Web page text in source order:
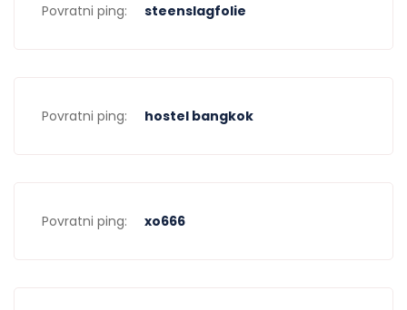
Povratni ping: steenslagfolie
Povratni ping: hostel bangkok
Povratni ping: xo666